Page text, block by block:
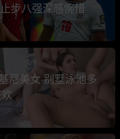
步八强深感惋惜
尼美女 别墅泳池多
欢